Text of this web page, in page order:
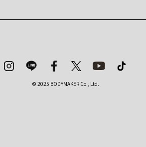
© 2025 BODYMAKER Co., Ltd.